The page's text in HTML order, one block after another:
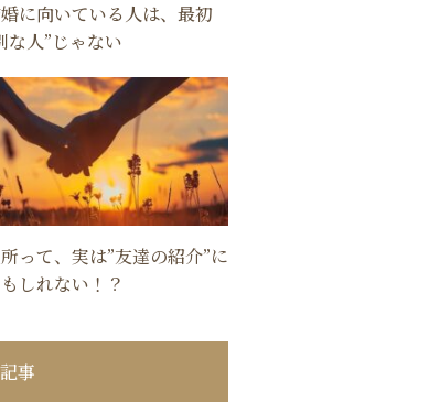
に向いている人は、最初
な人”じゃない
って、実は”友達の紹介”に
しれない！？
事